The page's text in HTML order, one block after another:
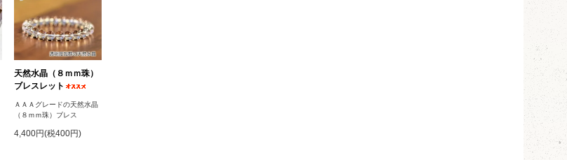
天然水晶（８ｍｍ珠）
ブレスレット
ＡＡＡグレードの天然水晶
（８ｍｍ珠）ブレス
4,400円(税400円)